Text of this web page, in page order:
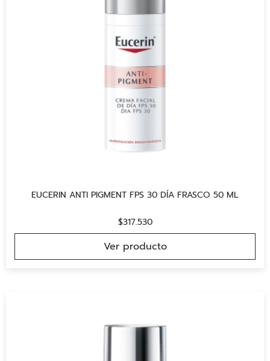
EUCERIN ANTI PIGMENT FPS 30 DÍA FRASCO 50 ML
$317.530
Ver producto